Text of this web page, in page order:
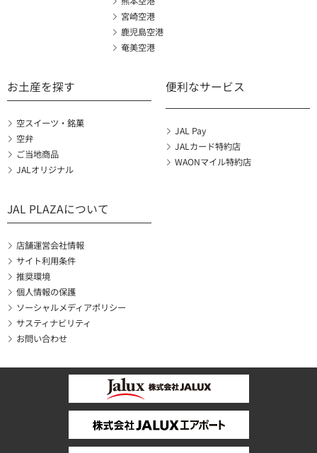
宮崎空港
鹿児島空港
奄美空港
お土産を探す
空スイーツ・銘菓
空弁
ご当地商品
JALオリジナル
便利なサービス
JAL Pay
JALカード特約店
WAONマイル特約店
JAL PLAZAについて
店舗運営会社情報
サイト利用条件
推奨環境
個人情報の保護
ソーシャルメディアポリシー
サスティナビリティ
お問い合わせ